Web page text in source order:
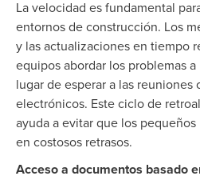
La velocidad es fundamental
entornos de construcción. Los
y las actualizaciones en tiempo
equipos abordar los problemas
lugar de esperar a las reuniones
electrónicos. Este ciclo de
ayuda a evitar que los
en costosos retrasos.
Acceso a documentos basado